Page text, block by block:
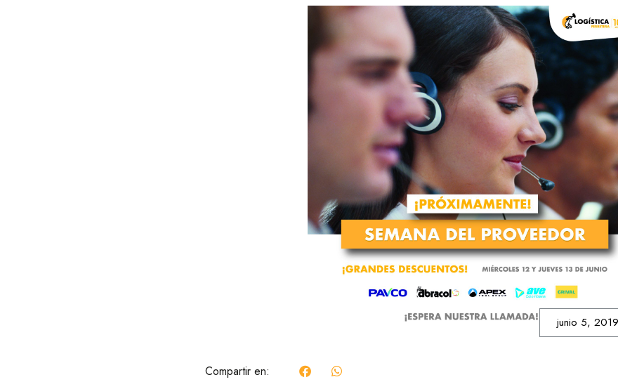
junio 5, 2019
Compartir en: